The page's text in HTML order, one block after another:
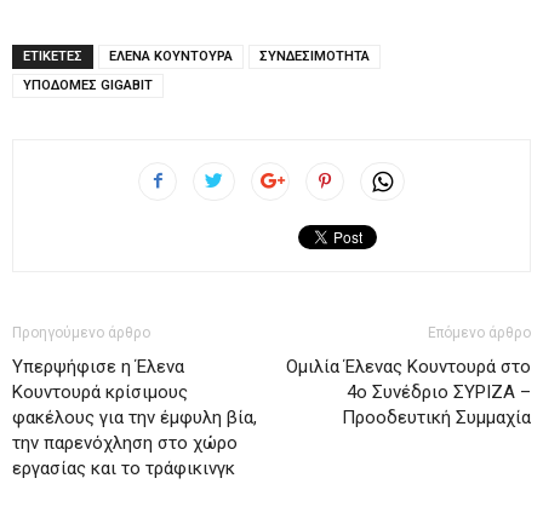
ΕΤΙΚΕΤΕΣ ΕΛΕΝΑ ΚΟΥΝΤΟΥΡΑ
ΣΥΝΔΕΣΙΜΟΤΗΤΑ
ΥΠΟΔΟΜΕΣ GIGABIT
Προηγούμενο άρθρο
Υπερψήφισε η Έλενα
Κουντουρά κρίσιμους
φακέλους για την έμφυλη βία,
την παρενόχληση στο χώρο
εργασίας και το τράφικινγκ
Επόμενο άρθρο
Ομιλία Έλενας Κουντουρά στο
4ο Συνέδριο ΣΥΡΙΖΑ –
Προοδευτική Συμμαχία